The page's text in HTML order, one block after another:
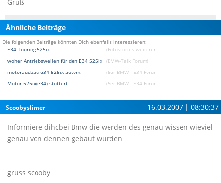
Gruß
Ähnliche Beiträge
Die folgenden Beiträge könnten Dich ebenfalls interessieren:
E34 Touring 525ix
(Fotostories weiterer BMW Modelle Fotostories)
woher Antriebswellen für den E34 525ix (BMW-Talk Forum)
motorausbau e34 525ix autom.
(5er BMW - E34 Forum)
Motor 525ix(e34) stottert
(5er BMW - E34 Forum)
Scoobyslimer 16.03.2007 | 08:30:37
Informiere dihcbei Bmw die werden des genau wissen wieviel
genau von dennen gebaut wurden
gruss scooby